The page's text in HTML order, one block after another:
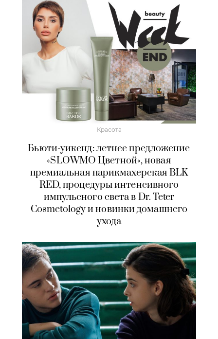
Красота
Бьюти-уикенд: летнее предложение
«SLOWMO Цветной», новая
премиальная парикмахерская BLK
RED, процедуры интенсивного
импульсного света в Dr. Teter
Cosmetology и новинки домашнего
ухода